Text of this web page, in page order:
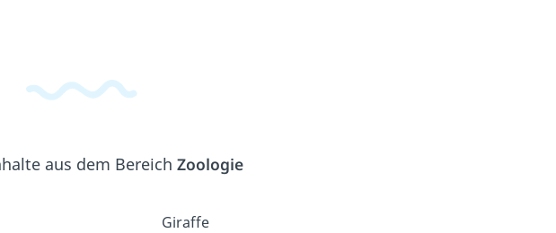
aus dem Bereich Zoologie
Giraffe